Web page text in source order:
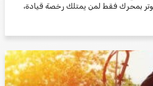
بمحرك فقط لمن يمتلك رخصة قيادة،